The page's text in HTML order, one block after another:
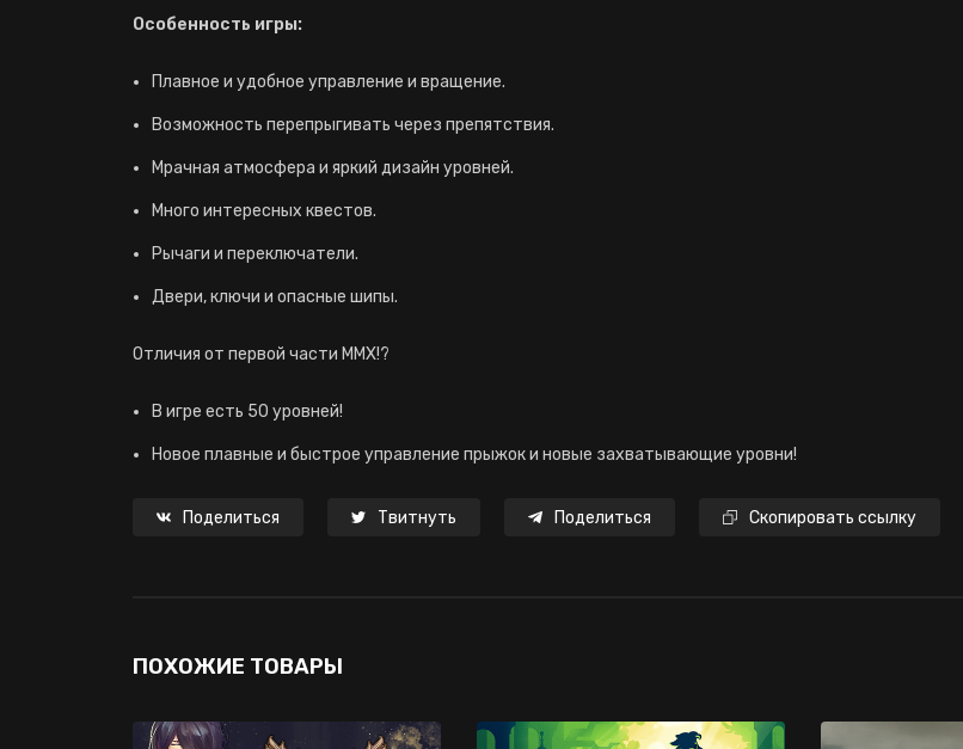
Особенность игры:
Плавное и удобное управление и вращение.
Возможность перепрыгивать через препятствия.
Мрачная атмосфера и яркий дизайн уровней.
Много интересных квестов.
Рычаги и переключатели.
Двери, ключи и опасные шипы.
Отличия от первой части MMX!?
В игре есть 50 уровней!
Новое плавные и быстрое управление прыжок и новые захватывающие уровни!
Поделиться Твитнуть Поделиться Скопировать ссылку
ПОХОЖИЕ ТОВАРЫ